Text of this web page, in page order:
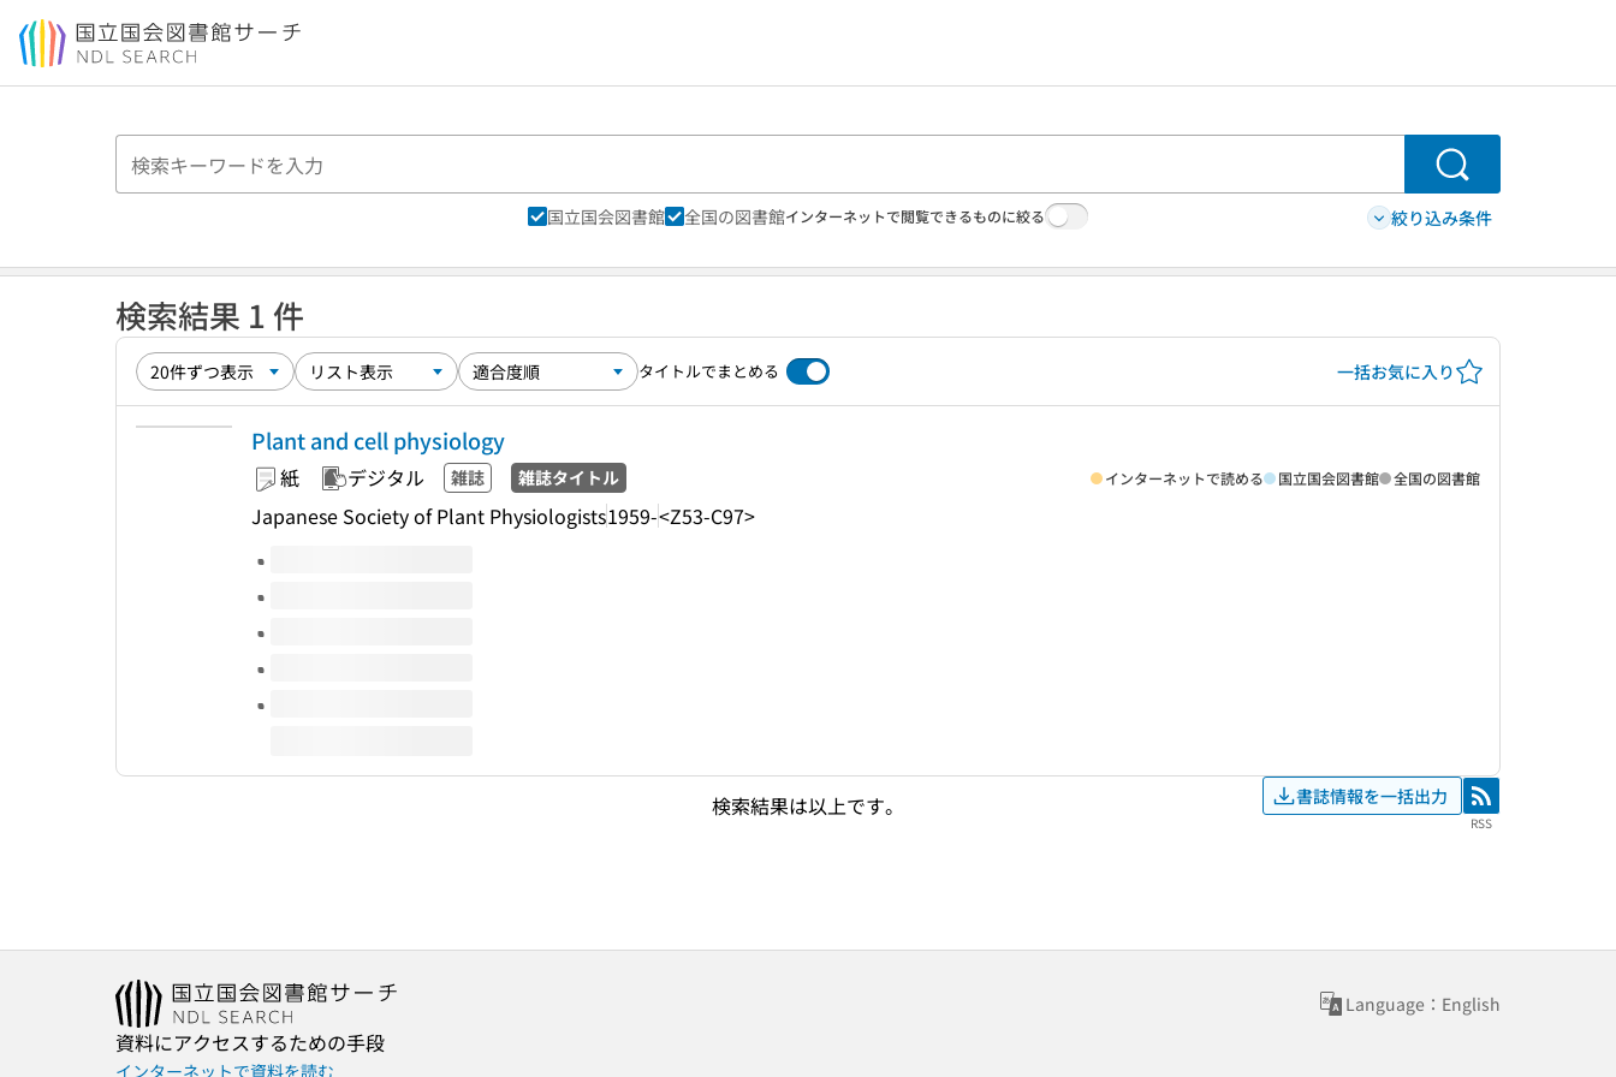
本文へ移動
検索
国立国会図書館 全国の図書館インターネットで閲覧できるものに絞る 絞り込み条件
検索結果 1 件
タイトルでまとめる 一括お気に入り
Plant and cell physiology
紙 デジタル 雑誌 雑誌タイトル
Japanese Society of Plant Physiologists1959-<Z53-C97>
インターネットで読める 国立国会図書館 全国の図書館
このタイトルの巻号
検索結果は以上です。 書誌情報を一括出力 RSS
RSS
Language：English
資料にアクセスするための手段
インターネットで資料を読む